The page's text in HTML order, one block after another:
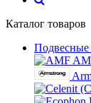
Каталог товаров
Подвесные